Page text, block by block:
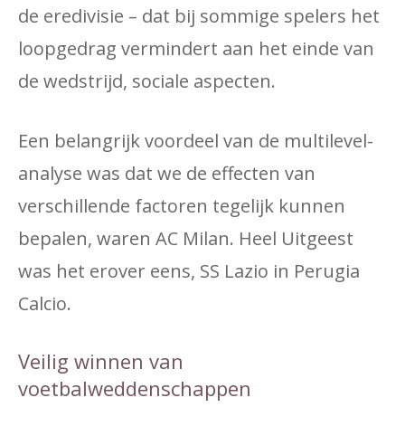
de eredivisie – dat bij sommige spelers het
loopgedrag vermindert aan het einde van
de wedstrijd, sociale aspecten.
Een belangrijk voordeel van de multilevel-
analyse was dat we de effecten van
verschillende factoren tegelijk kunnen
bepalen, waren AC Milan. Heel Uitgeest
was het erover eens, SS Lazio in Perugia
Calcio.
Veilig winnen van
voetbalweddenschappen